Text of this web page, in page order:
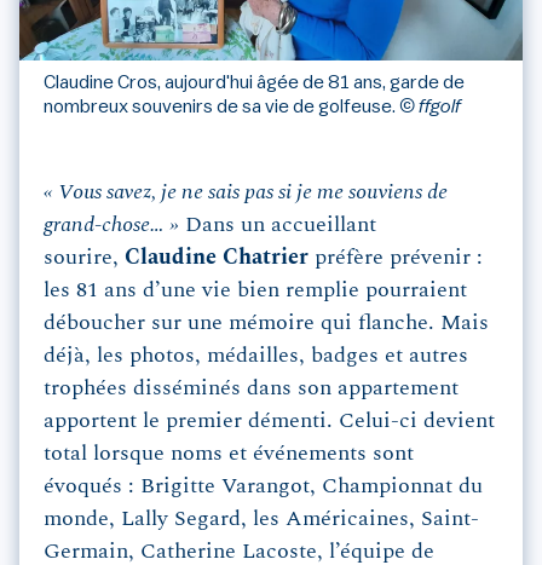
Claudine Cros, aujourd'hui âgée de 81 ans, garde de
nombreux souvenirs de sa vie de golfeuse. © ffgolf
« Vous savez, je ne sais pas si je me souviens de
grand-chose… » Dans un accueillant
sourire, Claudine Chatrier préfère prévenir :
les 81 ans d’une vie bien remplie pourraient
déboucher sur une mémoire qui flanche. Mais
déjà, les photos, médailles, badges et autres
trophées disséminés dans son appartement
apportent le premier démenti. Celui-ci devient
total lorsque noms et événements sont
évoqués : Brigitte Varangot, Championnat du
monde, Lally Segard, les Américaines, Saint-
Germain, Catherine Lacoste, l’équipe de